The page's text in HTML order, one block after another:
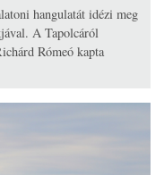
hangulatát idézi meg
A Tapolcáról
Rómeó kapta